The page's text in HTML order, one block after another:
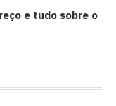
e tudo sobre o